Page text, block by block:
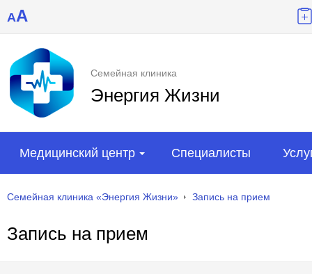
AA
Семейная клиника
Энергия Жизни
Медицинский центр Специалисты
Семейная клиника «Энергия Жизни» Запись на прием
Запись на прием